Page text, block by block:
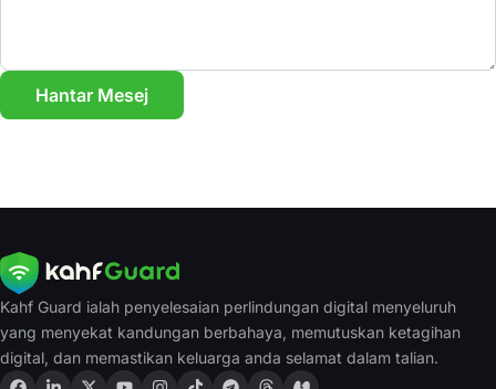
Hantar Mesej
Kahf Guard ialah penyelesaian perlindungan digital menyeluruh
yang menyekat kandungan berbahaya, memutuskan ketagihan
digital, dan memastikan keluarga anda selamat dalam talian.